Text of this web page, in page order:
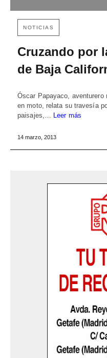
NOTICIAS
Cruzando por
de Baja
Óscar Papayaco,
en moto, relata su travesía
paisajes,… Leer más
14 marzo, 2013